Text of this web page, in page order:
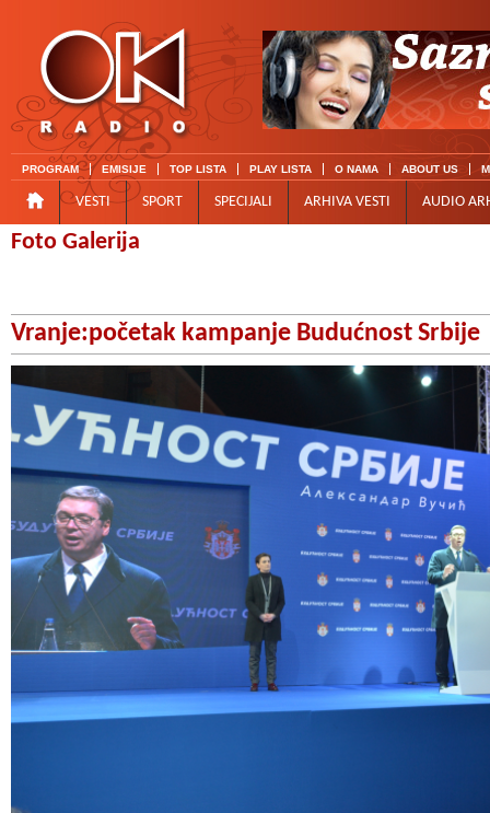
PROGRAM EMISIJE TOP LISTA PLAY LISTA O NAMA ABOUT US
VESTI SPORT SPECIJALI ARHIVA VESTI AUDIO
Foto Galerija
Vranje:početak kampanje Budućnost Srbije